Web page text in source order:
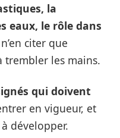
la
eaux, le rôle dans
citer que
trembler les mains.
qui doivent
en vigueur, et
développer.